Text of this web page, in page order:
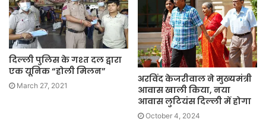
दिल्ली पुलिस के गश्त दल द्वारा
एक यूनिक “होली मिलन”
March 27, 2021
अरविंद केजरीवाल ने मुख्यमंत्री
आवास खाली किया, नया
आवास लुटियंस दिल्ली में होगा
October 4, 2024